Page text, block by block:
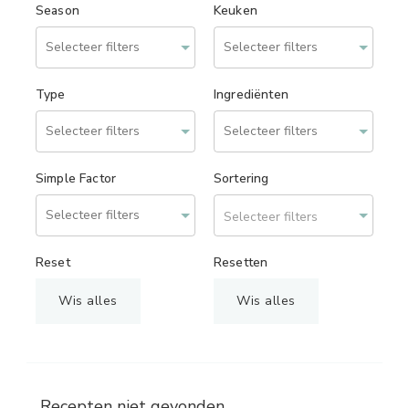
Season Keuken
Type Ingrediënten
Simple Factor Sortering
Selecteer filters
Reset
Wis alles
Resetten
Wis alles